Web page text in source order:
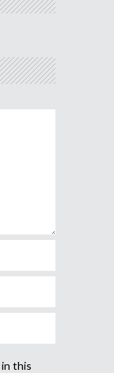
in this